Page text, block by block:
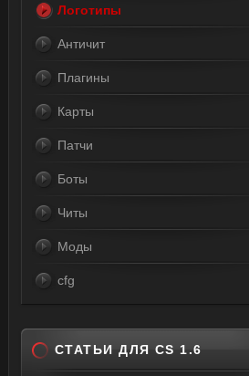
Логотипы
Античит
Плагины
Карты
Патчи
Боты
Читы
Моды
cfg
СТАТЬИ ДЛЯ CS 1.6